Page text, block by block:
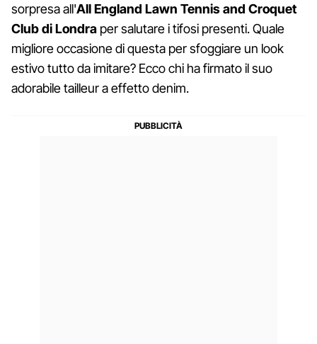
sorpresa all'All England Lawn Tennis and Croquet
Club di Londra per salutare i tifosi presenti. Quale
migliore occasione di questa per sfoggiare un look
estivo tutto da imitare? Ecco chi ha firmato il suo
adorabile tailleur a effetto denim.